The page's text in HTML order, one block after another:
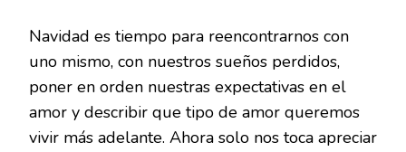
Navidad es tiempo para reencontrarnos con
uno mismo, con nuestros sueños perdidos,
poner en orden nuestras expectativas en el
amor y describir que tipo de amor queremos
vivir más adelante. Ahora solo nos toca apreciar